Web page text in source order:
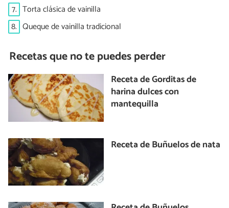
7. Torta clásica de vainilla
8. Queque de vainilla tradicional
Recetas que no te puedes perder
Receta de Gorditas de
harina dulces con
mantequilla
Receta de Buñuelos de nata